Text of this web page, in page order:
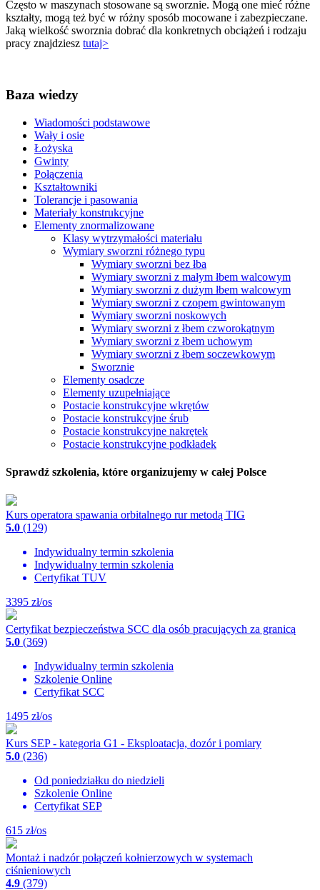
Często w maszynach stosowane są sworznie. Mogą one mieć różne
kształty, mogą też być w różny sposób mocowane i zabezpieczane.
Jaką wielkość sworznia dobrać dla konkretnych obciążeń i rodzaju
pracy znajdziesz tutaj>
Baza wiedzy
Wiadomości podstawowe
Wały i osie
Łożyska
Gwinty
Połączenia
Kształtowniki
Tolerancje i pasowania
Materiały konstrukcyjne
Elementy znormalizowane
Klasy wytrzymałości materiału
Wymiary sworzni różnego typu
Wymiary sworzni bez łba
Wymiary sworzni z małym łbem walcowym
Wymiary sworzni z dużym łbem walcowym
Wymiary sworzni z czopem gwintowanym
Wymiary sworzni noskowych
Wymiary sworzni z łbem czworokątnym
Wymiary sworzni z łbem uchowym
Wymiary sworzni z łbem soczewkowym
Sworznie
Elementy osadcze
Elementy uzupełniające
Postacie konstrukcyjne wkrętów
Postacie konstrukcyjne śrub
Postacie konstrukcyjne nakrętek
Postacie konstrukcyjne podkładek
Sprawdź szkolenia, które organizujemy w całej Polsce
Kurs operatora spawania orbitalnego rur metodą TIG
5.0 (129)
Indywidualny termin szkolenia
Indywidualny termin szkolenia
Certyfikat TUV
3395 zł/os
Certyfikat bezpieczeństwa SCC dla osób pracujących za granicą
5.0 (369)
Indywidualny termin szkolenia
Szkolenie Online
Certyfikat SCC
1495 zł/os
Kurs SEP - kategoria G1 - Eksploatacja, dozór i pomiary
5.0 (236)
Od poniedziałku do niedzieli
Szkolenie Online
Certyfikat SEP
615 zł/os
Montaż i nadzór połączeń kołnierzowych w systemach
ciśnieniowych
4.9 (379)